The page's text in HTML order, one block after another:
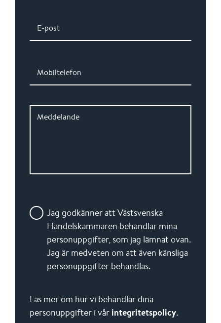
E-post
Mobiltelefon
Meddelande
Jag godkänner att Västsvenska
Handelskammaren behandlar mina
personuppgifter, som jag lämnat ovan.
Jag är medveten om att även känsliga
personuppgifter behandlas.
Läs mer om hur vi behandlar dina
personuppgifter i vårintegritetspolicy.